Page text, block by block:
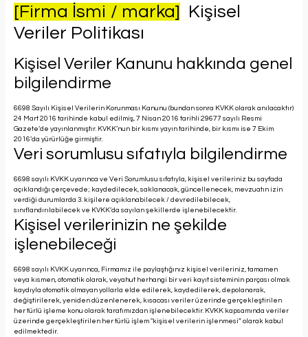
[Firma İsmi / marka] Kişisel
Veriler Politikası
Kişisel Veriler Kanunu hakkında genel
bilgilendirme
6698 Sayılı Kişisel Verilerin Korunması Kanunu (bundan sonra KVKK olarak anılacaktır)
24 Mart 2016 tarihinde kabul edilmiş, 7 Nisan 2016 tarihli 29677 sayılı Resmi
Gazete’de yayınlanmıştır. KVKK’nun bir kısmı yayın tarihinde, bir kısmı ise 7 Ekim
2016’da yürürlüğe girmiştir.
Veri sorumlusu sıfatıyla bilgilendirme
6698 sayılı KVKK uyarınca ve Veri Sorumlusu sıfatıyla, kişisel verileriniz bu sayfada
açıklandığı çerçevede; kaydedilecek, saklanacak, güncellenecek, mevzuatın izin
verdiği durumlarda 3. kişilere açıklanabilecek / devredilebilecek,
sınıflandırılabilecek ve KVKK’da sayılan şekillerde işlenebilecektir.
Kişisel verilerinizin ne şekilde
işlenebileceği
6698 sayılı KVKK uyarınca, Firmamız ile paylaştığınız kişisel verileriniz, tamamen
veya kısmen, otomatik olarak, veyahut herhangi bir veri kayıt sisteminin parçası olmak
kaydıyla otomatik olmayan yollarla elde edilerek, kaydedilerek, depolanarak,
değiştirilerek, yeniden düzenlenerek, kısacası veriler üzerinde gerçekleştirilen
her türlü işleme konu olarak tarafımızdan işlenebilecektir. KVKK kapsamında veriler
üzerinde gerçekleştirilen her türlü işlem "kişisel verilerin işlenmesi” olarak kabul
edilmektedir.